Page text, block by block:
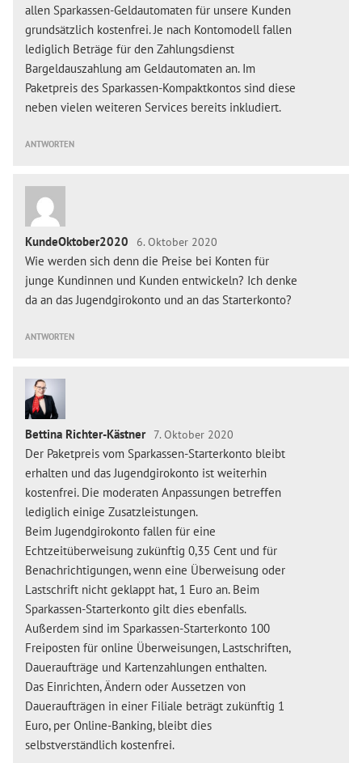
allen Sparkassen-Geldautomaten für unsere Kunden
grundsätzlich kostenfrei. Je nach Kontomodell fallen
lediglich Beträge für den Zahlungsdienst
Bargeldauszahlung am Geldautomaten an. Im
Paketpreis des Sparkassen-Kompaktkontos sind diese
neben vielen weiteren Services bereits inkludiert.
ANTWORTEN
KundeOktober2020 6. Oktober 2020
Wie werden sich denn die Preise bei Konten für
junge Kundinnen und Kunden entwickeln? Ich denke
da an das Jugendgirokonto und an das Starterkonto?
ANTWORTEN
Bettina Richter-Kästner 7. Oktober 2020
Der Paketpreis vom Sparkassen-Starterkonto bleibt
erhalten und das Jugendgirokonto ist weiterhin
kostenfrei. Die moderaten Anpassungen betreffen
lediglich einige Zusatzleistungen.
Beim Jugendgirokonto fallen für eine
Echtzeitüberweisung zukünftig 0,35 Cent und für
Benachrichtigungen, wenn eine Überweisung oder
Lastschrift nicht geklappt hat, 1 Euro an. Beim
Sparkassen-Starterkonto gilt dies ebenfalls.
Außerdem sind im Sparkassen-Starterkonto 100
Freiposten für online Überweisungen, Lastschriften,
Daueraufträge und Kartenzahlungen enthalten.
Das Einrichten, Ändern oder Aussetzen von
Daueraufträgen in einer Filiale beträgt zukünftig 1
Euro, per Online-Banking, bleibt dies
selbstverständlich kostenfrei.